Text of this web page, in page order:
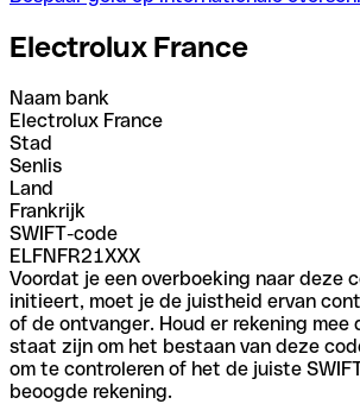
Electrolux France
Naam bank
Electrolux France
Stad
Senlis
Land
Frankrijk
SWIFT-code
ELFNFR21XXX
Voordat je een overboeking naar deze
initieert, moet je de juistheid ervan
of de ontvanger. Houd er rekening mee
staat zijn om het bestaan van deze
om te controleren of het de juiste
beoogde rekening.